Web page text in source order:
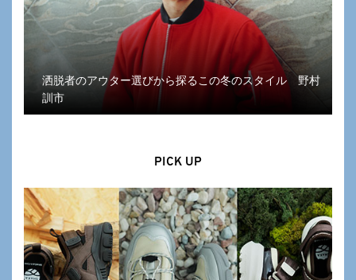
洒脱者のアウター選びから探るこの冬のスタイル 野村
訓市
PICK UP